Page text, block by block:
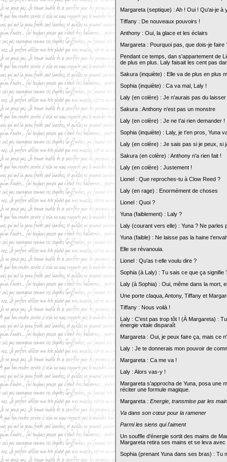
Margareta (septique) : Ah ! Oui ! Qu'ai-je à
Tiffany : De nouveaux pouvoirs !
Anthony : Oui, la glace et les éclairs
Margareta : Pourquoi pas, que dois-je faire
Pendant ce temps, dan s'appartement de
de plus en plus. Laly faisait les cent pas
Sakura (inquiète) : Elle va de plus en plus
Sophia (inquiète) : Ca va mal, Laly !
Laly (en colère) : Je n'aurais pas du
Sakura : Anthony n'est pas un monstre
Laly (en colère) : Je ne t'ai rien demander !
Sophia (inquiète) : Laly, je t'en pros, Yuna
Laly (en colère) : Je sais pas si je peux, si
Sakura (en colère) : Anthony n'a rien fait !
Laly (en colère) : Justement !
Lionel : Que reproches-tu à Clow Reed ?
Laly (en rage) : Enormément de choses
Lionel : Quoi ?
Yuna (faiblement) : Laly ?
Laly (courant vers elle) : Yuna ? Ne parles
Yuna (faible) : Ne laisse pas la haine
Elle se révanouia.
Lionel : Qu'as t-elle voulu dire ?
Sophia (à Laly) : Tu sais ce que ça signifie
Laly (à Sophia) : Oui, même dans la mort,
Une porte claqua, Antony, Tiffany et
Tiffany : Nous voilà !
Laly : C'est pas trop tôt ! (À Margareta) :
énergie vitale disparaît
Margareta : Oui, je peux faire ça, mais ce
Laly : Je te donnerais mon pouvoir de
Margareta : Ca me va !
Laly : Alors vas-y !
Margareta s'approcha de Yuna, posa une
réciter une formule magique.
Margareta : Energie, transmise par les
Va dans son cœur pour la ramener
Parmi les siens qui l'aiment
Un souffle d'énergie sortit des mains de
Margareta retira ses mains et se leva
Sophia (prenant Yuna dans ses bras) : Tu